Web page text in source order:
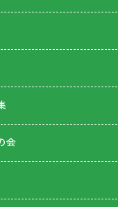
会